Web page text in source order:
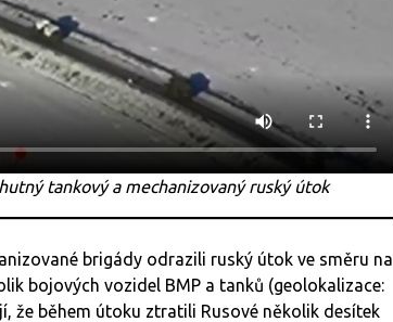
tankový a mechanizovaný ruský útok
brigády odrazili ruský útok ve směru na
bojových vozidel BMP a tanků (geolokalizace:
že během útoku ztratili Rusové několik desítek